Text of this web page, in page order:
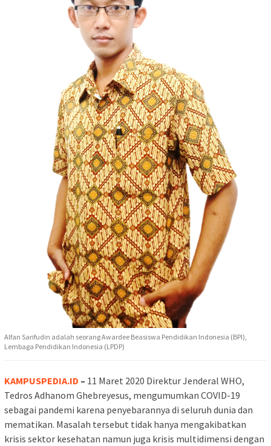
Alfan Sarifudin adalah seorang Awardee Beasiswa Pendidikan Indonesia (BPI),
Lembaga Pendidikan Indonesia (LPDP)
KAMPUSPEDIA.ID – 11 Maret 2020 Direktur Jenderal WHO,
Tedros Adhanom Ghebreyesus, mengumumkan COVID-19
sebagai pandemi karena penyebarannya di seluruh dunia dan
mematikan. Masalah tersebut tidak hanya mengakibatkan
krisis sektor kesehatan namun juga krisis multidimensi dengan